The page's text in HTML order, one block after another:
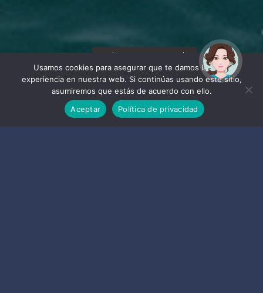
Usamos cookies para asegurar que te damos la mejor
experiencia en nuestra web. Si continúas usando este sitio,
asumiremos que estás de acuerdo con ello.
Aceptar
Política de privacidad
¡Hola! Soy Noy. ¿Puedo
ayudarte?